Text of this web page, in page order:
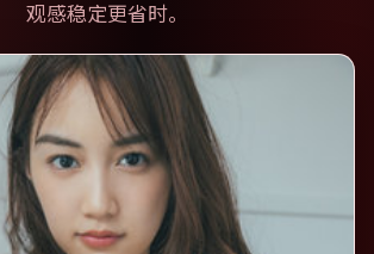
观感稳定更省时。